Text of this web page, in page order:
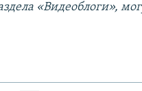
«Видеоблоги»,